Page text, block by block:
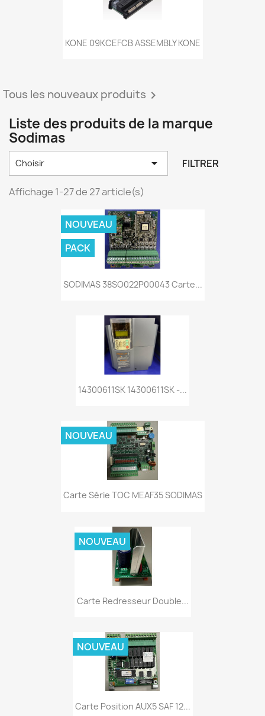
KONE 09KCEFCB ASSEMBLY KONE
Tous les nouveaux produits 
Liste des produits de la marque
Sodimas
Choisir  FILTRER
Affichage 1-27 de 27 article(s)
SODIMAS 38SO022P00043 Carte...
NOUVEAU
PACK
14300611SK 14300611SK -...
Carte Série TOC MEAF35 SODIMAS
NOUVEAU
Carte Redresseur Double...
NOUVEAU
Carte Position AUX5 SAF 12...
NOUVEAU